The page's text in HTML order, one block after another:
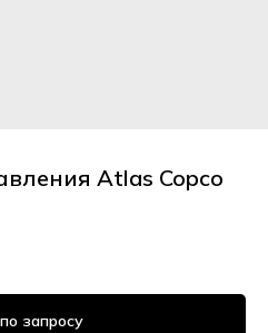
Atlas Copco
запросу